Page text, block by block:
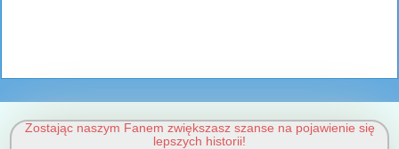
Zostając naszym Fanem zwiększasz szanse na pojawienie się
lepszych historii!